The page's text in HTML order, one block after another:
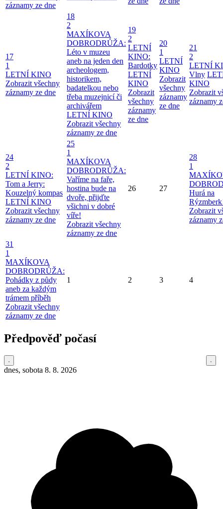
záznamy ze dne
17
1
LETNÍ KINO
Zobrazit všechny
záznamy ze dne
18
2
MAXÍKOVA
DOBRODRŮŽA:
Léto v muzeu
aneb na jeden den
archeologem,
historikem,
badatelkou nebo
třeba muzejnicí či
archivářem
LETNÍ KINO
Zobrazit všechny
záznamy ze dne
19
2
LETNÍ
KINO:
Bardotky
LETNÍ
KINO
Zobrazit
všechny
záznamy
ze dne
20
1
LETNÍ
KINO
Zobrazit
všechny
záznamy
ze dne
21
2
LETNÍ
Vlny
KINO
Zobrazit
záznamy
24
2
LETNÍ KINO:
Tom a Jerry:
Kouzelný kompas
LETNÍ KINO
Zobrazit všechny
záznamy ze dne
25
1
MAXÍKOVA
DOBRODRŮŽA:
Vaříme na faře,
hostina bude na
dvoře, přijďte
všichni v dobré
víře!
Zobrazit všechny
záznamy ze dne
26 27
28
1
Hurá na
Zobrazit
záznamy
31
1
MAXÍKOVA
DOBRODRŮŽA:
Pohádky z půdy
aneb za každým
trámem příběh
Zobrazit všechny
záznamy ze dne
1 2 3 4
Předpověď počasí
dnes, sobota 8. 8. 2026